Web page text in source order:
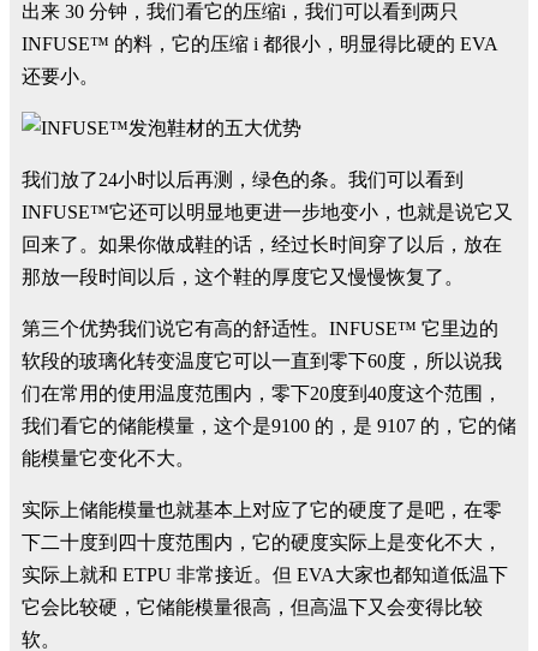
出来 30 分钟，我们看它的压缩i，我们可以看到两只
INFUSE™ 的料，它的压缩 i 都很小，明显得比硬的 EVA
还要小。
我们放了24小时以后再测，绿色的条。我们可以看到
INFUSE™它还可以明显地更进一步地变小，也就是说它又
回来了。如果你做成鞋的话，经过长时间穿了以后，放在
那放一段时间以后，这个鞋的厚度它又慢慢恢复了。
第三个优势我们说它有高的舒适性。INFUSE™ 它里边的
软段的玻璃化转变温度它可以一直到零下60度，所以说我
们在常用的使用温度范围内，零下20度到40度这个范围，
我们看它的储能模量，这个是9100 的，是 9107 的，它的储
能模量它变化不大。
实际上储能模量也就基本上对应了它的硬度了是吧，在零
下二十度到四十度范围内，它的硬度实际上是变化不大，
实际上就和 ETPU 非常接近。但 EVA大家也都知道低温下
它会比较硬，它储能模量很高，但高温下又会变得比较
软。